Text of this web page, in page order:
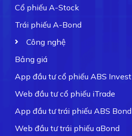
Cổ phiếu A-Stock
Trái phiếu A-Bond
Công nghệ
Bảng giá
App đầu tư cổ phiếu ABS Invest
Web đầu tư cổ phiếu iTrade
App đầu tư trái phiếu ABS Bond
Web đầu tư trái phiếu aBond